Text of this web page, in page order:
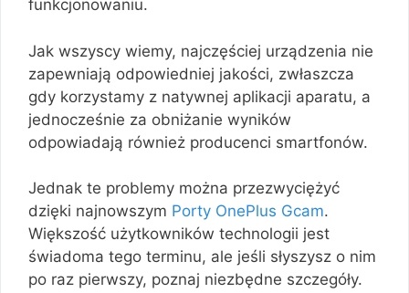
funkcjonowaniu.
Jak wszyscy wiemy, najczęściej urządzenia nie
zapewniają odpowiedniej jakości, zwłaszcza
gdy korzystamy z natywnej aplikacji aparatu, a
jednocześnie za obniżanie wyników
odpowiadają również producenci smartfonów.
Jednak te problemy można przezwyciężyć
dzięki najnowszym Porty OnePlus Gcam.
Większość użytkowników technologii jest
świadoma tego terminu, ale jeśli słyszysz o nim
po raz pierwszy, poznaj niezbędne szczegóły.